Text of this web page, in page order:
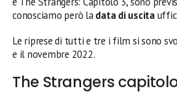
conosciamo però ladata di uscita
Le riprese di tutti e tre i film si sono
e il novembre 2022.
The Strangers